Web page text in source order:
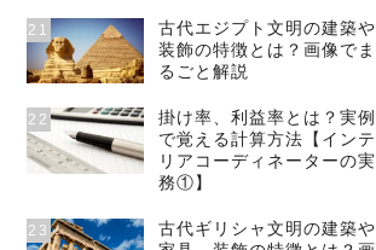
21
古代エジプト文明の建築や
装飾の特徴とは？画像でま
るごと解説
22
掛け率、利益率とは？実例
で覚える計算方法【インテ
リアコーディネーターの実
務①】
23
古代ギリシャ文明の建築や